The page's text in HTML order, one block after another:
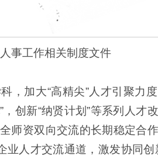
事工作相关制度文件
，加大“高精尖”人才引聚力
创新“纳贤计划”等系列人才
师资双向交流的长期稳定合
业人才交流通道，激发协同